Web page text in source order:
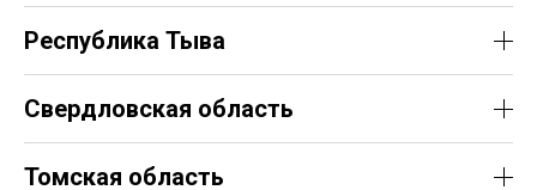
Республика Тыва
Свердловская область
Томская область